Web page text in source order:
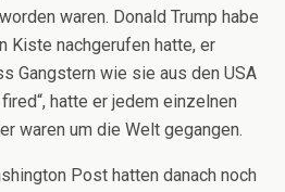
waren. Donald Trump habe
Kiste nachgerufen hatte, er
Gangstern wie sie aus den USA
hatte er jedem einzelnen
waren um die Welt gegangen.
Post hatten danach noch